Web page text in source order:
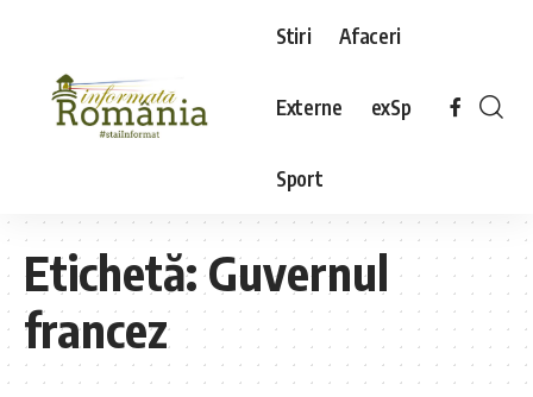
Stiri Afaceri
Externe exSp
Sport
Etichetă:Guvernul
francez